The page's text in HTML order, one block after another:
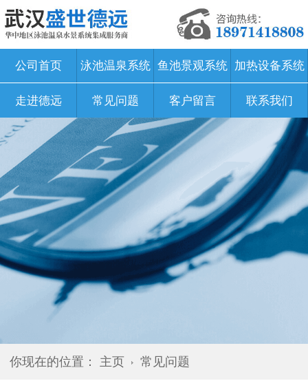
公司首页 泳池温泉系统 鱼池景观系统 加热设备系统
走进德远 常见问题 客户留言 联系我们
你现在的位置： 主页 常见问题